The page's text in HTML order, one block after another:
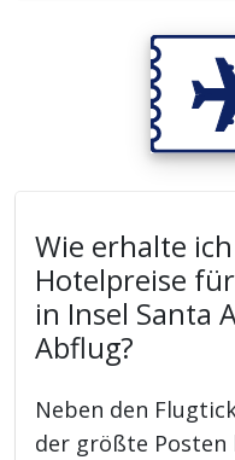
Wie erhalte
Hotelpreise
in Insel Santa
Abflug?
Neben den
der größte Posten